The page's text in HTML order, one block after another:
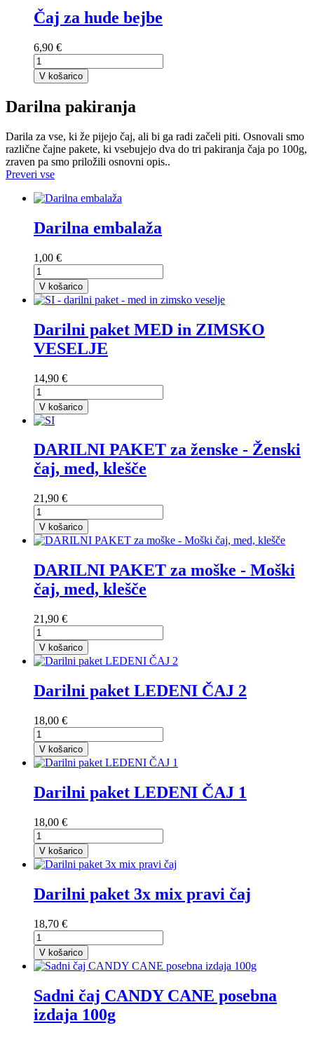
Čaj za hude bejbe
6,90 €
V košarico
Darilna pakiranja
Darila za vse, ki že pijejo čaj, ali bi ga radi začeli piti. Osnovali smo
različne čajne pakete, ki vsebujejo dva do tri pakiranja čaja po 100g,
zraven pa smo priložili osnovni opis..
Preveri vse
Darilna embalaža
1,00 €
V košarico
Darilni paket MED in ZIMSKO
VESELJE
14,90 €
V košarico
DARILNI PAKET za ženske - Ženski
čaj, med, klešče
21,90 €
V košarico
DARILNI PAKET za moške - Moški
čaj, med, klešče
21,90 €
V košarico
Darilni paket LEDENI ČAJ 2
18,00 €
V košarico
Darilni paket LEDENI ČAJ 1
18,00 €
V košarico
Darilni paket 3x mix pravi čaj
18,70 €
V košarico
Sadni čaj CANDY CANE posebna
izdaja 100g